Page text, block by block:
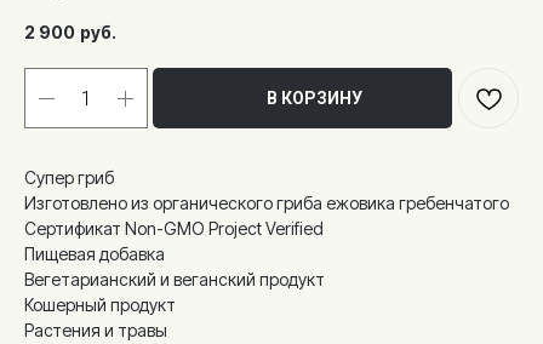
2 900 руб.
В КОРЗИНУ
Супер гриб
Изготовлено из органического гриба ежовика гребенчатого
Сертификат Non-GMO Project Verified
Пищевая добавка
Вегетарианский и веганский продукт
Кошерный продукт
Растения и травы